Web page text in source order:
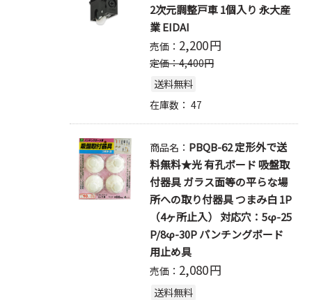
2次元調整戸車 1個入り 永大産
業 EIDAI
売価： 2,200円
定価：4,400円
送料無料
在庫数： 47
商品名： PBQB-62 定形外で送
料無料★光 有孔ボード 吸盤取
付器具 ガラス面等の平らな場
所への取り付器具 つまみ白 1P
（4ヶ所止入） 対応穴：5φ-25
P/8φ-30P パンチングボード
用止め具
売価： 2,080円
送料無料